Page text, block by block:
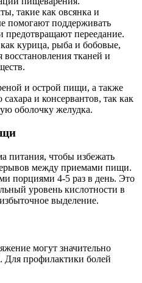
такие как овсянка и
помогают поддерживать
предотвращают переедание.
курица, рыба и бобовые,
тканей и
и острой пищи, а также
и консервантов, так как
оболочку желудка.
питания, чтобы избежать
между приемами пищи.
порциями 4-5 раз в день. Это
уровень кислотности в
выделение.
могут значительно
Для профилактики болей